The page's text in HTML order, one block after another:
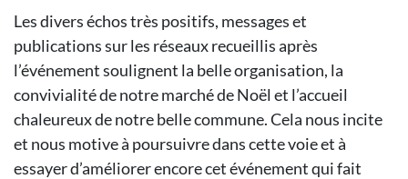
Les divers échos très positifs, messages et
publications sur les réseaux recueillis après
l’événement soulignent la belle organisation, la
convivialité de notre marché de Noël et l’accueil
chaleureux de notre belle commune. Cela nous incite
et nous motive à poursuivre dans cette voie et à
essayer d’améliorer encore cet événement qui fait